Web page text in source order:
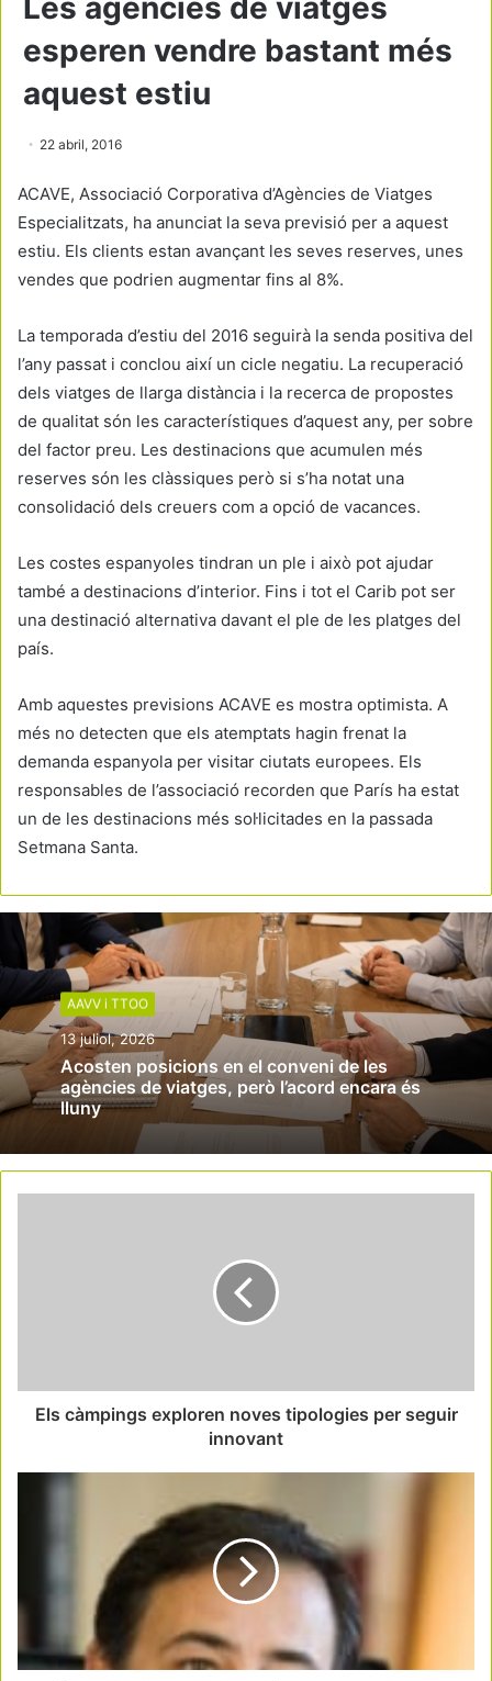
Les agències de viatges
esperen vendre bastant més
aquest estiu
22 abril, 2016
ACAVE, Associació Corporativa d’Agències de Viatges
Especialitzats, ha anunciat la seva previsió per a aquest
estiu. Els clients estan avançant les seves reserves, unes
vendes que podrien augmentar fins al 8%.
La temporada d’estiu del 2016 seguirà la senda positiva del
l’any passat i conclou així un cicle negatiu. La recuperació
dels viatges de llarga distància i la recerca de propostes
de qualitat són les característiques d’aquest any, per sobre
del factor preu. Les destinacions que acumulen més
reserves són les clàssiques però si s’ha notat una
consolidació dels creuers com a opció de vacances.
Les costes espanyoles tindran un ple i això pot ajudar
també a destinacions d’interior. Fins i tot el Carib pot ser
una destinació alternativa davant el ple de les platges del
país.
Amb aquestes previsions ACAVE es mostra optimista. A
més no detecten que els atemptats hagin frenat la
demanda espanyola per visitar ciutats europees. Els
responsables de l’associació recorden que París ha estat
un de les destinacions més sol·licitades en la passada
Setmana Santa.
AAVV i TTOO
13 juliol, 2026
Acosten posicions en el conveni de les
agències de viatges, però l’acord encara és
lluny
Els càmpings exploren noves tipologies per seguir
innovant